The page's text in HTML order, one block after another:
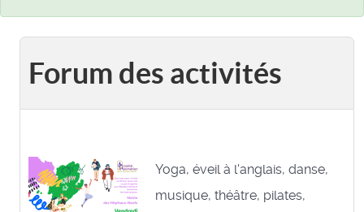
Forum des activités
Yoga, éveil à l'anglais, danse,
musique, théâtre, pilates,